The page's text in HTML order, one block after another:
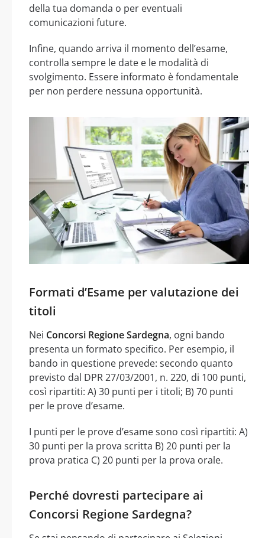
della tua domanda o per eventuali
comunicazioni future.
Infine, quando arriva il momento dell’esame,
controlla sempre le date e le modalità di
svolgimento. Essere informato è fondamentale
per non perdere nessuna opportunità.
Formati d’Esame per valutazione dei
titoli
Nei Concorsi Regione Sardegna, ogni bando
presenta un formato specifico. Per esempio, il
bando in questione prevede: secondo quanto
previsto dal DPR 27/03/2001, n. 220, di 100 punti,
così ripartiti: A) 30 punti per i titoli; B) 70 punti
per le prove d’esame.
I punti per le prove d’esame sono così ripartiti: A)
30 punti per la prova scritta B) 20 punti per la
prova pratica C) 20 punti per la prova orale.
Perché dovresti partecipare ai
Concorsi Regione Sardegna?